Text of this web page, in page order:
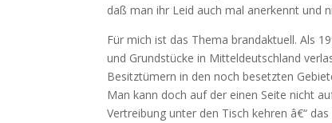
daß man ihr Leid auch mal anerkennt und
Für mich ist das Thema brandaktuell. Als
und Grundstücke in Mitteldeutschland
Besitztümern in den noch besetzten
Man kann doch auf der einen Seite nicht
Vertreibung unter den Tisch kehren â€“